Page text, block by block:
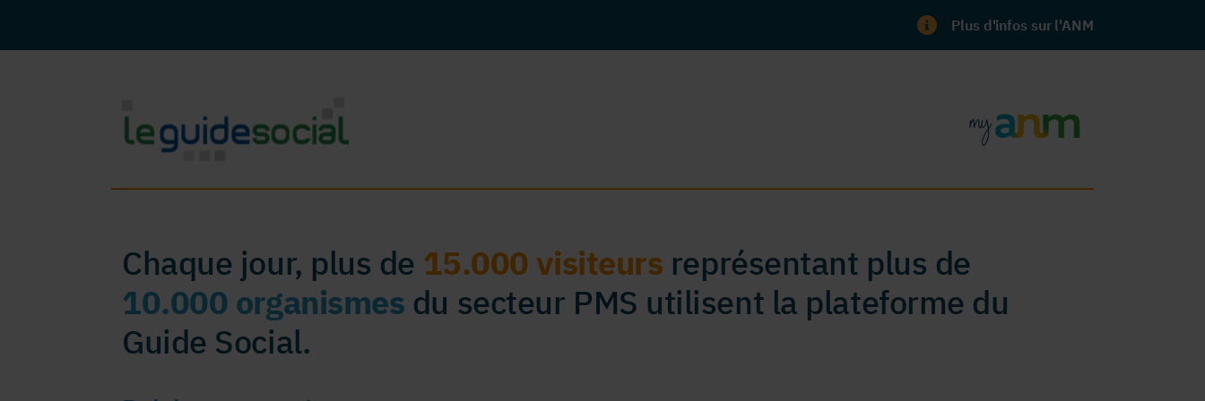
Plus d'infos sur l'ANM
Chaque jour, plus de 15.000 visiteurs représentant plus de
10.000 organismes du secteur PMS utilisent la plateforme du
Guide Social.